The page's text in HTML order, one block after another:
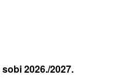
2026./2027.